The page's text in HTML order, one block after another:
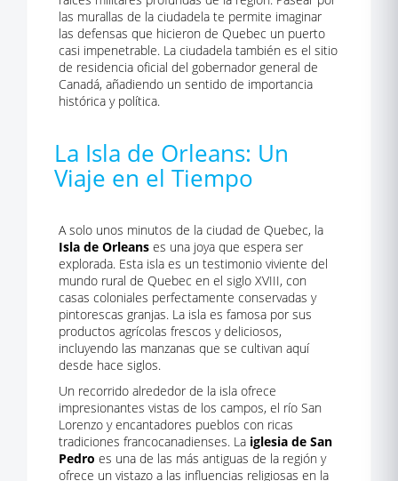
las murallas de la ciudadela te permite imaginar
las defensas que hicieron de Quebec un puerto
casi impenetrable. La ciudadela también es el sitio
de residencia oficial del gobernador general de
Canadá, añadiendo un sentido de importancia
histórica y política.
La Isla de Orleans: Un
Viaje en el Tiempo
A solo unos minutos de la ciudad de Quebec, la
Isla de Orleans es una joya que espera ser
explorada. Esta isla es un testimonio viviente del
mundo rural de Quebec en el siglo XVIII, con
casas coloniales perfectamente conservadas y
pintorescas granjas. La isla es famosa por sus
productos agrícolas frescos y deliciosos,
incluyendo las manzanas que se cultivan aquí
desde hace siglos.
Un recorrido alrededor de la isla ofrece
impresionantes vistas de los campos, el río San
Lorenzo y encantadores pueblos con ricas
tradiciones francocanadienses. La iglesia de San
Pedro es una de las más antiguas de la región y
ofrece un vistazo a las influencias religiosas en la